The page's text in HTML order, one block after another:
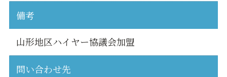
備考
山形地区ハイヤー協議会加盟
問い合わせ先